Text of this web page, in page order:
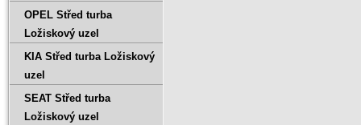
OPEL Střed turba
Ložiskový uzel
KIA Střed turba Ložiskový
uzel
SEAT Střed turba
Ložiskový uzel